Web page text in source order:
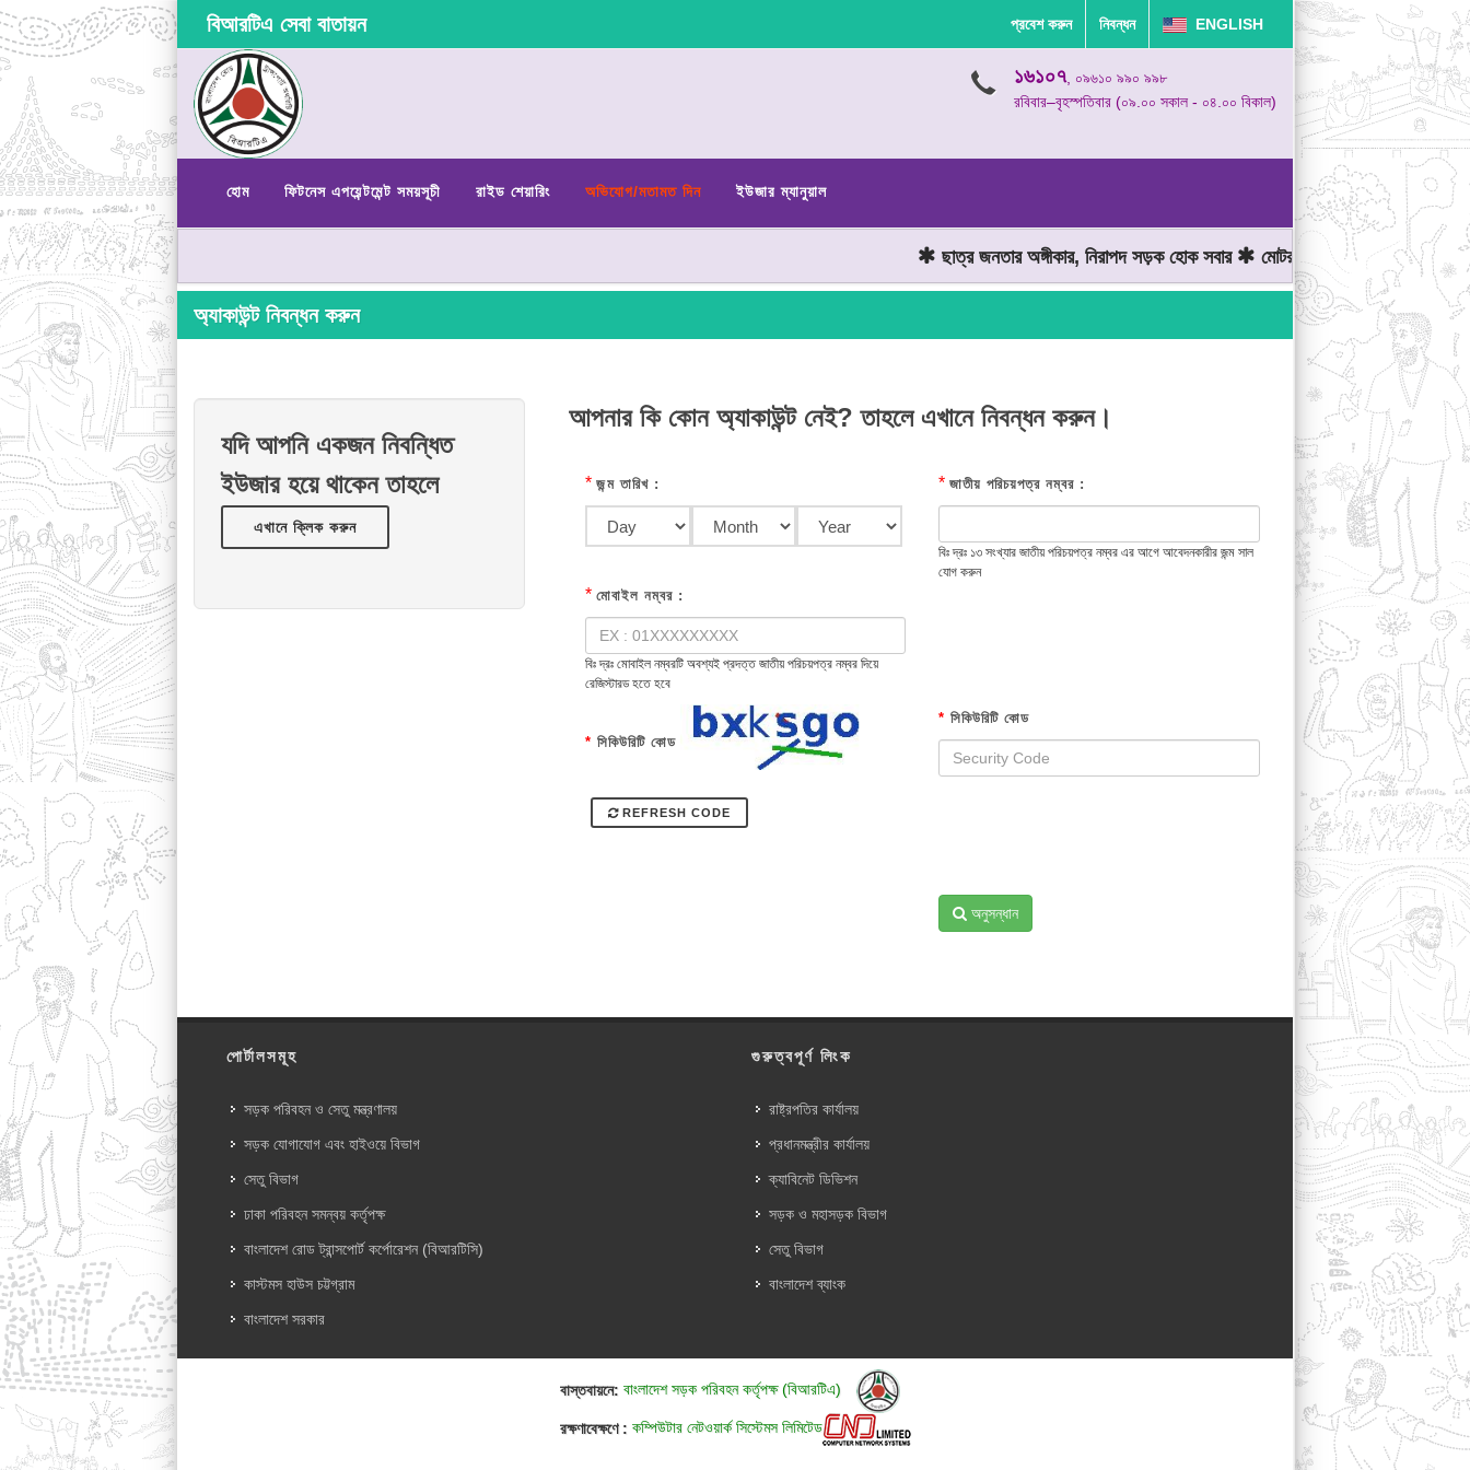
বিআরটিএ সেবা বাতায়ন প্রবেশ করুন নিবন্ধন ENGLISH
১৬১০৭, ০৯৬১০ ৯৯০ ৯৯৮
রবিবার–বৃহস্পতিবার (০৯.০০ সকাল - ০৪.০০ বিকাল)
হোম ফিটনেস এপয়েন্টমেন্ট সময়সূচী রাইড শেয়ারিং অভিযোগ/মতামত দিন ইউজার ম্যানুয়াল
ছাত্র জনতার অঙ্গীকার, নিরাপদ সড়ক হোক সবার মোটরযান চালানোর সময় গতিসীমা
অ্যাকাউন্ট নিবন্ধন করুন
যদি আপনি একজন নিবন্ধিত
ইউজার হয়ে থাকেন তাহলে
এখানে ক্লিক করুন
আপনার কি কোন অ্যাকাউন্ট নেই? তাহলে এখানে নিবন্ধন করুন।
* জন্ম তারিখ : * জাতীয় পরিচয়পত্র নম্বর :
বিঃ দ্রঃ ১৩ সংখ্যার জাতীয় পরিচয়পত্র নম্বর এর আগে আবেদনকারীর জন্ম সাল
যোগ করুন
* মোবাইল নম্বর :
বিঃ দ্রঃ মোবাইল নম্বরটি অবশ্যই প্রদত্ত জাতীয় পরিচয়পত্র নম্বর দিয়ে
রেজিস্টারড হতে হবে
* সিকিউরিটি কোড
REFRESH CODE
* সিকিউরিটি কোড
অনুসন্ধান
পোর্টালসমূহ
সড়ক পরিবহন ও সেতু মন্ত্রণালয়
সড়ক যোগাযোগ এবং হাইওয়ে বিভাগ
সেতু বিভাগ
ঢাকা পরিবহন সমন্বয় কর্তৃপক্ষ
বাংলাদেশ রোড ট্রান্সপোর্ট কর্পোরেশন (বিআরটিসি)
কাস্টমস হাউস চট্টগ্রাম
বাংলাদেশ সরকার
গুরুত্বপূর্ণ লিংক
রাষ্ট্রপতির কার্যালয়
প্রধানমন্ত্রীর কার্যালয়
ক্যাবিনেট ডিভিশন
সড়ক ও মহাসড়ক বিভাগ
সেতু বিভাগ
বাংলাদেশ ব্যাংক
বাস্তবায়নে: বাংলাদেশ সড়ক পরিবহন কর্তৃপক্ষ (বিআরটিএ)
রক্ষণাবেক্ষণে : কম্পিউটার নেটওয়ার্ক সিস্টেমস লিমিটেড